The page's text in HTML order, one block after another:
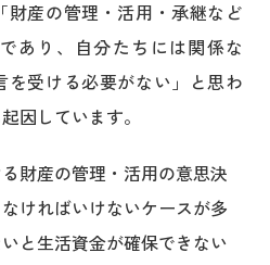
財産の管理・活用・承継など
あり、自分たちには関係な
を受ける必要がない」と思わ
因しています。
財産の管理・活用の意思決
ければいけないケースが多
と生活資金が確保できない